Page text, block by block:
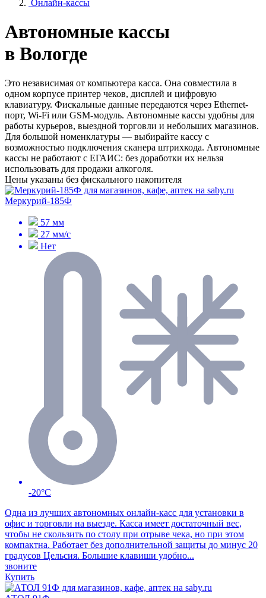
Онлайн-кассы
Автономные кассы
в Вологде
Это независимая от компьютера касса. Она совместила в
одном корпусе принтер чеков, дисплей и цифровую
клавиатуру. Фискальные данные передаются через Ethernet-
порт, Wi-Fi или GSM-модуль. Автономные кассы удобны для
работы курьеров, выездной торговли и небольших магазинов.
Для большой номенклатуры — выбирайте кассу с
возможностью подключения сканера штрихкода. Автономные
кассы не работают с ЕГАИС: без доработки их нельзя
использовать для продажи алкоголя.
Цены указаны без фискального накопителя
Меркурий-185Ф
57 мм
27 мм/с
Нет
-20°C
Одна из лучших автономных онлайн-касс для установки в
офис и торговли на выезде. Касса имеет достаточный вес,
чтобы не скользить по столу при отрыве чека, но при этом
компактна. Работает без дополнительной защиты до минус 20
градусов Цельсия. Большие клавиши удобно...
звоните
Купить